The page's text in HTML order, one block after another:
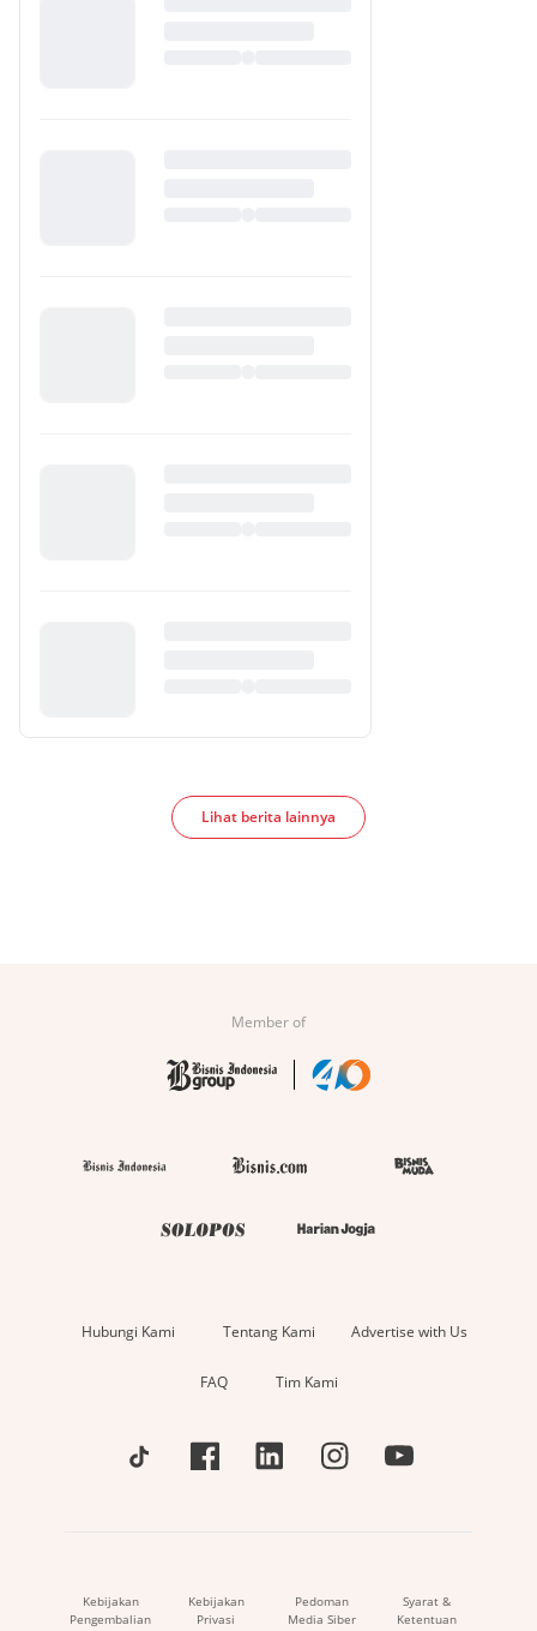
Lihat berita lainnya
Member of
Hubungi Kami Tentang Kami Advertise with Us
FAQ Tim Kami
Kebijakan
Pengembalian
Kebijakan
Privasi
Pedoman
Media Siber
Syarat &
Ketentuan